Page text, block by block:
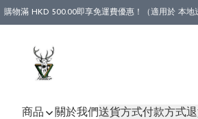
購物滿 HKD 500.00即享免運費優惠！（適用於 本地
商品 關於我們送貨方式付款方式